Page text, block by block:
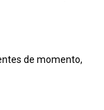
de momento,